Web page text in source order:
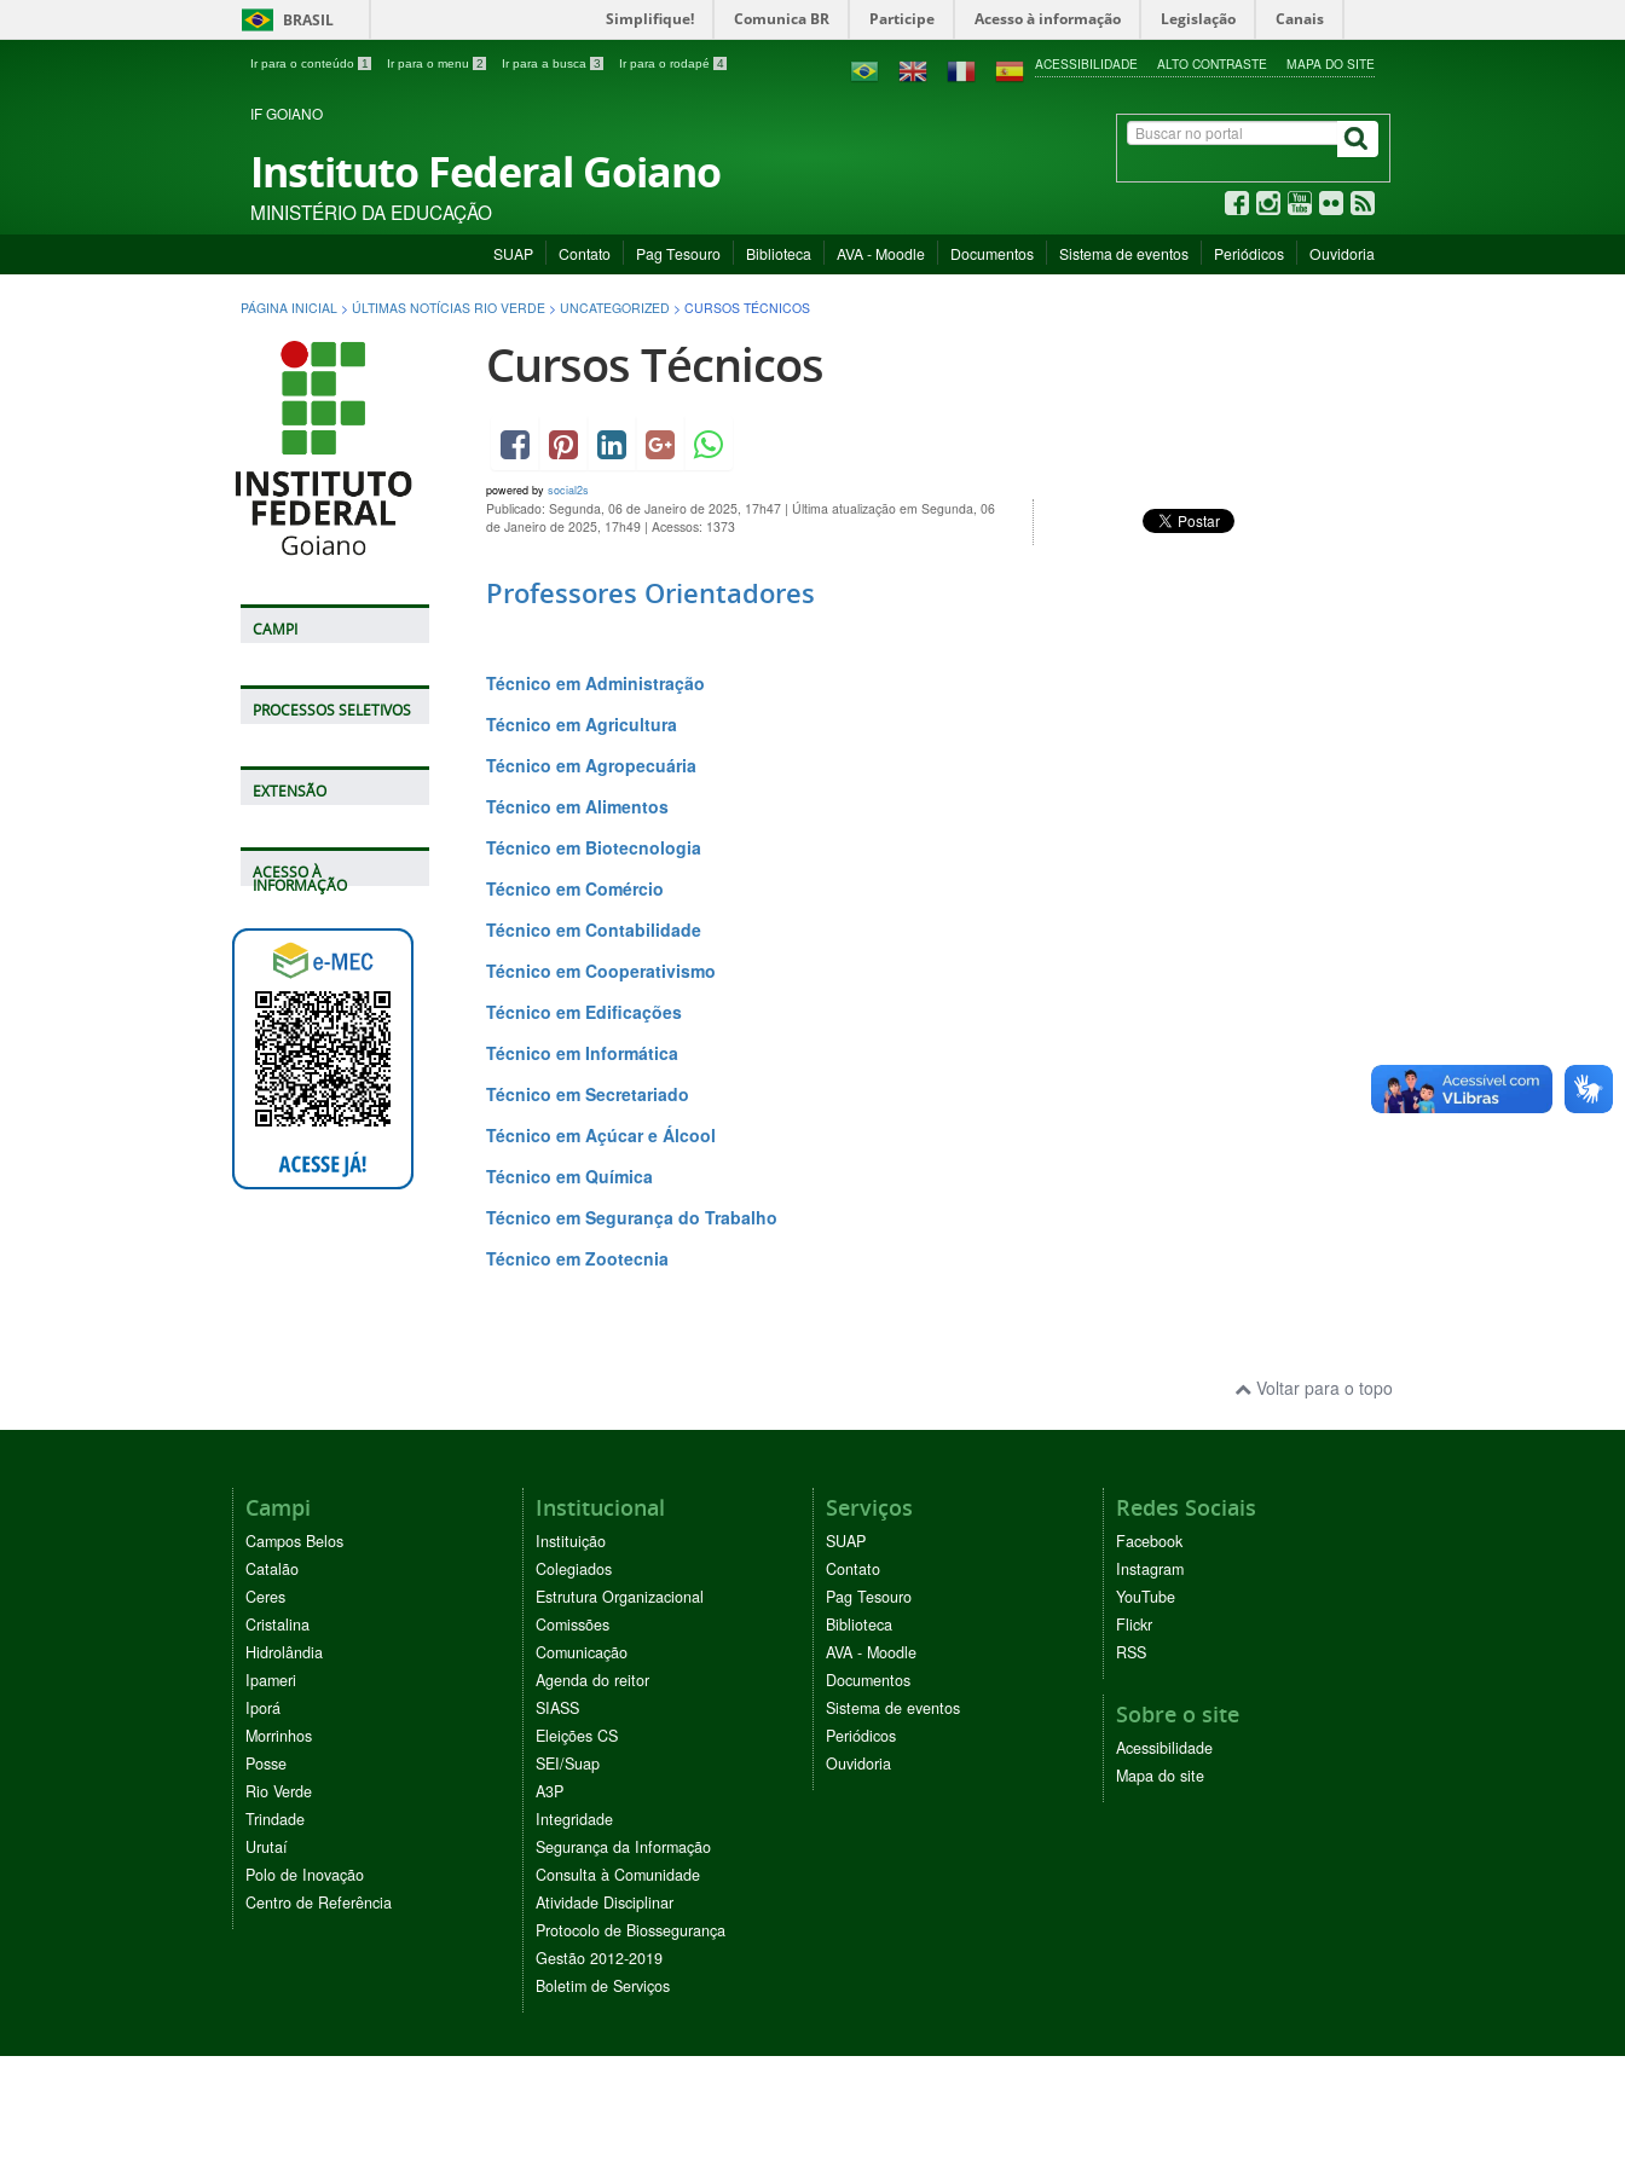
BRASIL Simplifique! Comunica BR Participe Acesso à informação Legislação Canais
Ir para o conteúdo 1 Ir para o menu 2 Ir para a busca 3 Ir para o rodapé 4 ACESSIBILIDADE ALTO CONTRASTE MAPA DO SITE
IF GOIANO
Instituto Federal Goiano
MINISTÉRIO DA EDUCAÇÃO
SUAP Contato Pag Tesouro Biblioteca AVA - Moodle Documentos Sistema de eventos Periódicos Ouvidoria
PÁGINA INICIAL > ÚLTIMAS NOTÍCIAS RIO VERDE > UNCATEGORIZED > CURSOS TÉCNICOS
CAMPI
PROCESSOS SELETIVOS
EXTENSÃO
ACESSO À
INFORMAÇÃO
Cursos Técnicos
powered by social2s
Publicado: Segunda, 06 de Janeiro de 2025, 17h47 | Última atualização em Segunda, 06
de Janeiro de 2025, 17h49 | Acessos: 1373
Professores Orientadores
Técnico em Administração
Técnico em Agricultura
Técnico em Agropecuária
Técnico em Alimentos
Técnico em Biotecnologia
Técnico em Comércio
Técnico em Contabilidade
Técnico em Cooperativismo
Técnico em Edificações
Técnico em Informática
Técnico em Secretariado
Técnico em Açúcar e Álcool
Técnico em Química
Técnico em Segurança do Trabalho
Técnico em Zootecnia
Voltar para o topo
Campi
Campos Belos
Catalão
Ceres
Cristalina
Hidrolândia
Ipameri
Iporá
Morrinhos
Posse
Rio Verde
Trindade
Urutaí
Polo de Inovação
Centro de Referência
Institucional
Instituição
Colegiados
Estrutura Organizacional
Comissões
Comunicação
Agenda do reitor
SIASS
Eleições CS
SEI/Suap
A3P
Integridade
Segurança da Informação
Consulta à Comunidade
Atividade Disciplinar
Protocolo de Biossegurança
Gestão 2012-2019
Boletim de Serviços
Serviços
SUAP
Contato
Pag Tesouro
Biblioteca
AVA - Moodle
Documentos
Sistema de eventos
Periódicos
Ouvidoria
Redes Sociais
Facebook
Instagram
YouTube
Flickr
RSS
Sobre o site
Acessibilidade
Mapa do site